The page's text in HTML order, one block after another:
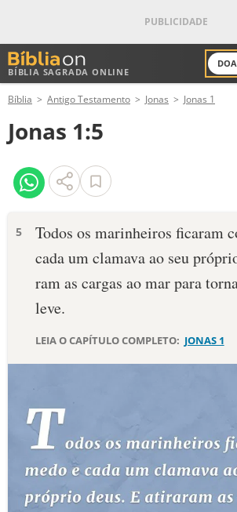
BÍBLIA SAGRADA ONLINE
ANTIGO TESTAMENTO
NOVO TESTAMENTO
VERSÍCULOS
PALAVRA DO DIA
SALMO DO DIA
DEVOCIONAL DIÁRIO
ESTUDOS BÍBLICOS
ESBOÇOS DE PREGAÇÃO
TEMAS
Bíblia Antigo Testamento Jonas Jonas 1
Jonas 1:5
5
Todos os marinheiros ficaram
cada um clamava ao seu
ram as cargas ao mar para
leve.
LEIA O CAPÍTULO COMPLETO: JONAS 1